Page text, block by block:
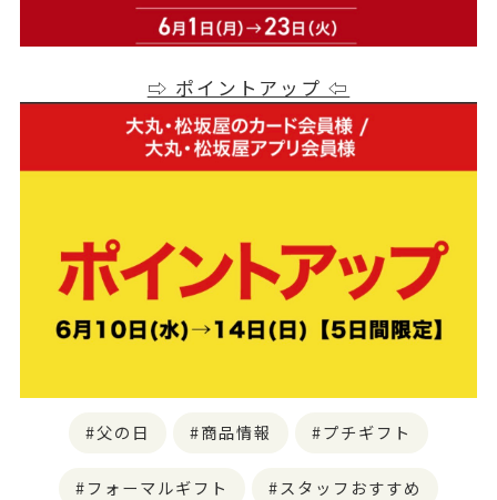
⇨ ポイントアップ ⇦
父の日 商品情報 プチギフト
フォーマルギフト スタッフおすすめ